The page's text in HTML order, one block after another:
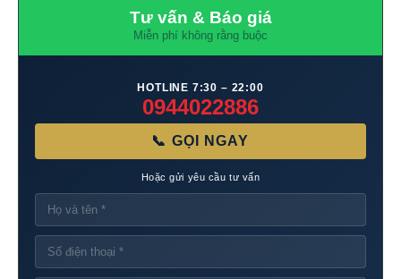
Tư vấn & Báo giá
Miễn phí không rằng buộc
HOTLINE 7:30 – 22:00
0944022886
📞 GỌI NGAY
Hoặc gửi yêu cầu tư vấn